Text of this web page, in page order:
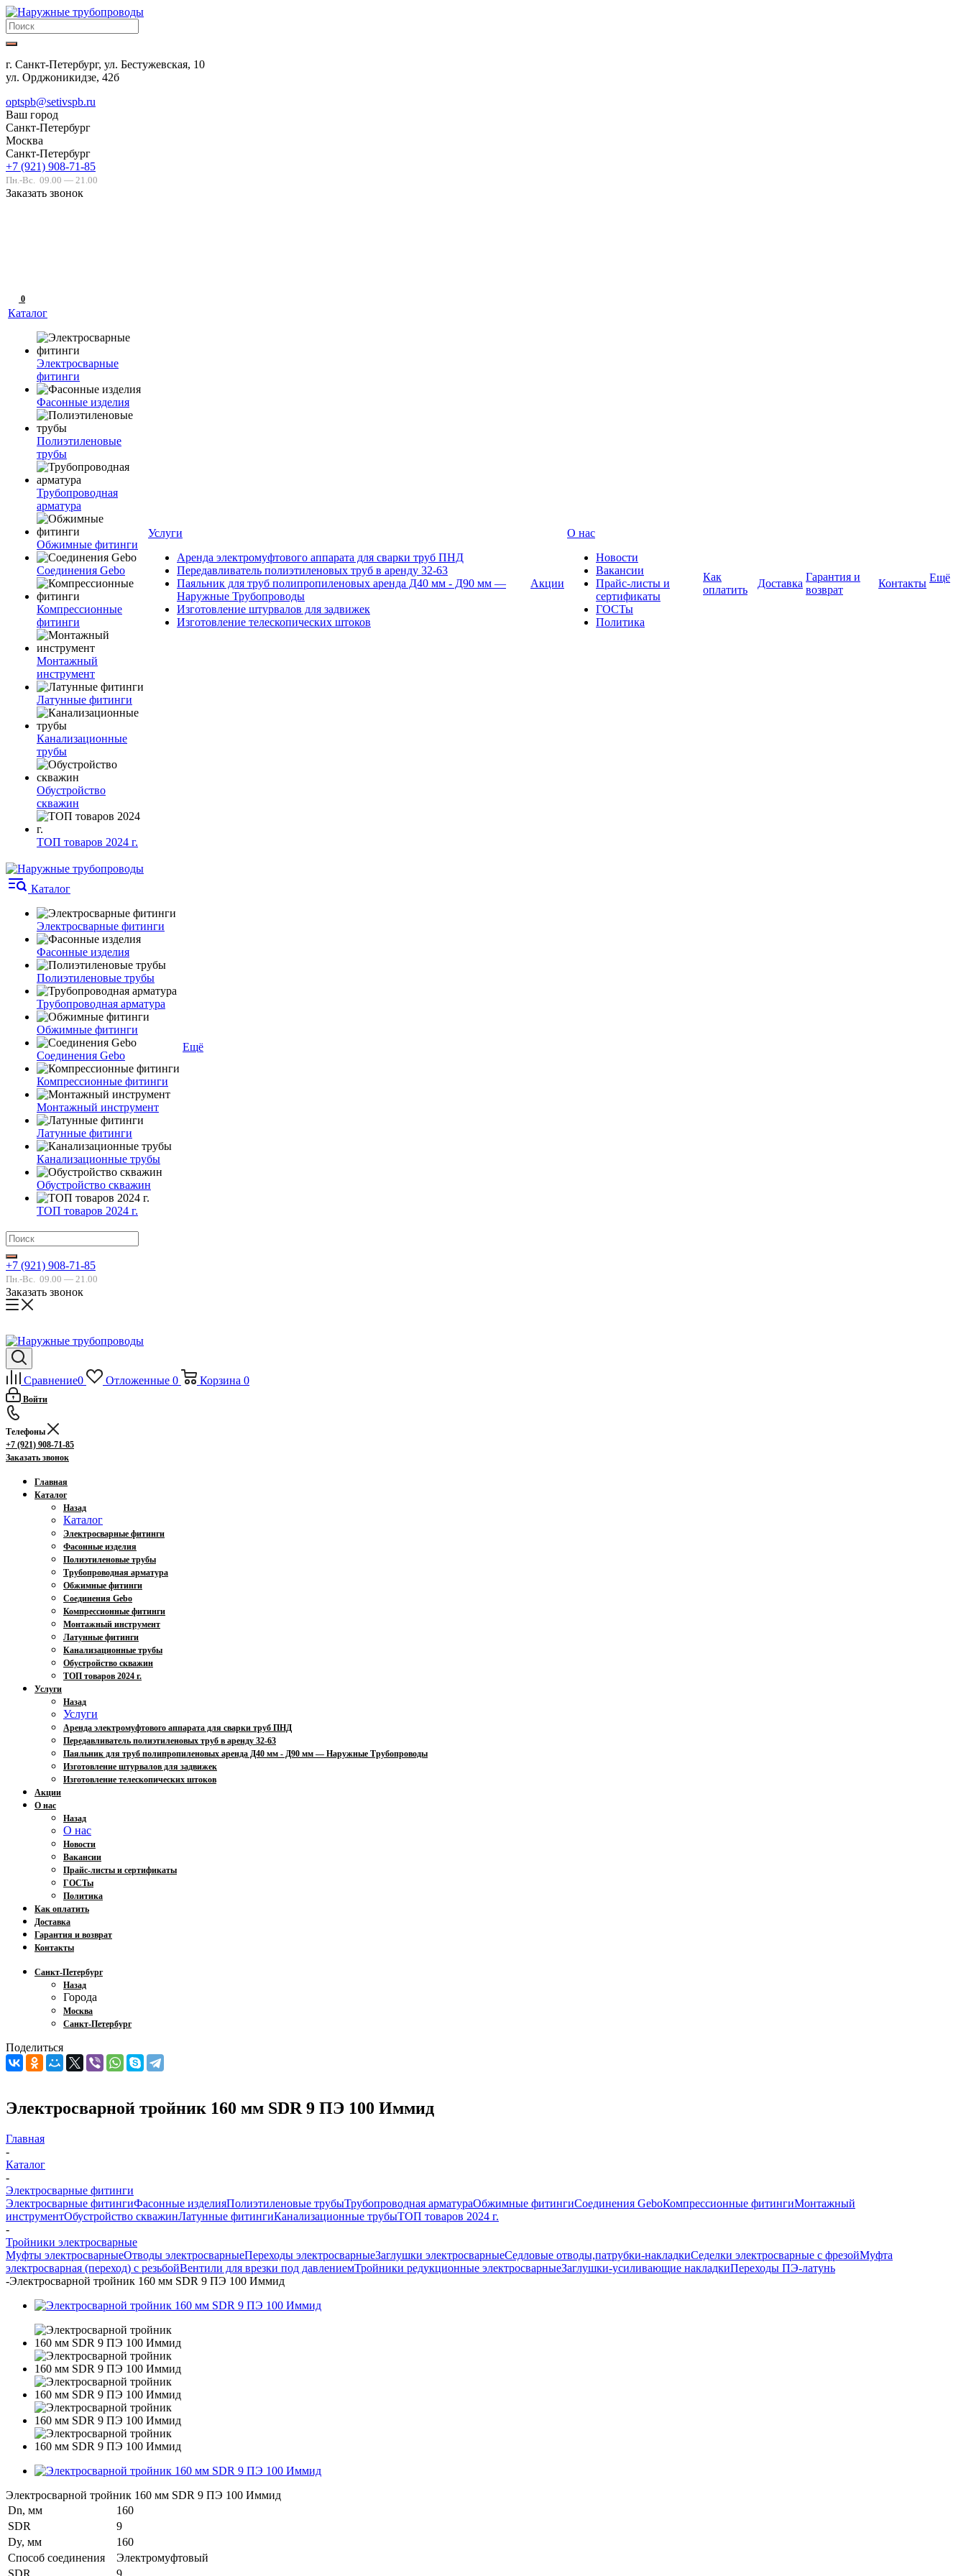
г. Санкт-Петербург, ул. Бестужевская, 10
ул. Орджоникидзе, 42б
optspb@setivspb.ru
Ваш город
Санкт-Петербург
Москва
Санкт-Петербург
+7 (921) 908-71-85
Пн.-Вс. 09.00 — 21.00
Заказать звонок
0
Каталог
Электросварные
фитинги
Фасонные изделия
Полиэтиленовые
трубы
Трубопроводная
арматура
Обжимные фитинги
Соединения Gebo
Компрессионные
фитинги
Монтажный
инструмент
Латунные фитинги
Канализационные
трубы
Обустройство
скважин
ТОП товаров 2024 г.
Услуги
Аренда электромуфтового аппарата для сварки труб ПНД
Передавливатель полиэтиленовых труб в аренду 32-63
Паяльник для труб полипропиленовых аренда Д40 мм - Д90 мм —
Наружные Трубопроводы
Изготовление штурвалов для задвижек
Изготовление телескопических штоков
Акции
О нас
Новости
Вакансии
Прайс-листы и
сертификаты
ГОСТы
Политика
Как
оплатить
Доставка
Гарантия и
возврат
Контакты Ещё
Каталог
Электросварные фитинги
Фасонные изделия
Полиэтиленовые трубы
Трубопроводная арматура
Обжимные фитинги
Соединения Gebo
Компрессионные фитинги
Монтажный инструмент
Латунные фитинги
Канализационные трубы
Обустройство скважин
ТОП товаров 2024 г.
Ещё
+7 (921) 908-71-85
Пн.-Вс. 09.00 — 21.00
Заказать звонок
Сравнение0 Отложенные 0 Корзина 0
Войти
Телефоны
+7 (921) 908-71-85
Заказать звонок
Главная
Каталог
Назад
Каталог
Электросварные фитинги
Фасонные изделия
Полиэтиленовые трубы
Трубопроводная арматура
Обжимные фитинги
Соединения Gebo
Компрессионные фитинги
Монтажный инструмент
Латунные фитинги
Канализационные трубы
Обустройство скважин
ТОП товаров 2024 г.
Услуги
Назад
Услуги
Аренда электромуфтового аппарата для сварки труб ПНД
Передавливатель полиэтиленовых труб в аренду 32-63
Паяльник для труб полипропиленовых аренда Д40 мм - Д90 мм — Наружные Трубопроводы
Изготовление штурвалов для задвижек
Изготовление телескопических штоков
Акции
О нас
Назад
О нас
Новости
Вакансии
Прайс-листы и сертификаты
ГОСТы
Политика
Как оплатить
Доставка
Гарантия и возврат
Контакты
Санкт-Петербург
Назад
Города
Москва
Санкт-Петербург
Поделиться
Электросварной тройник 160 мм SDR 9 ПЭ 100 Иммид
Главная
-
Каталог
-
Электросварные фитинги
Электросварные фитингиФасонные изделияПолиэтиленовые трубыТрубопроводная арматураОбжимные фитингиСоединения GeboКомпрессионные фитингиМонтажный
инструментОбустройство скважинЛатунные фитингиКанализационные трубыТОП товаров 2024 г.
-
Тройники электросварные
Муфты электросварныеОтводы электросварныеПереходы электросварныеЗаглушки электросварныеСедловые отводы,патрубки-накладкиСеделки электросварные с фрезойМуфта
электросварная (переход) с резьбойВентили для врезки под давлениемТройники редукционные электросварныеЗаглушки-усиливающие накладкиПереходы ПЭ-латунь
-Электросварной тройник 160 мм SDR 9 ПЭ 100 Иммид
Электросварной тройник 160 мм SDR 9 ПЭ 100 Иммид
Dn, мм
160
SDR
9
Dy, мм
160
Способ соединения
Электромуфтовый
SDR
9